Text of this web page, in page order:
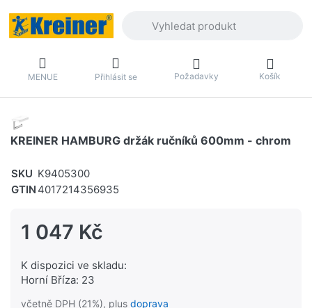
MENUE Přihlásit se Požadavky Košík
KREINER HAMBURG držák ručníků 600mm - chrom
SKU K9405300
GTIN 4017214356935
1 047 Kč
K dispozici ve skladu:
Horní Bříza: 23
včetně DPH (21%), plus doprava